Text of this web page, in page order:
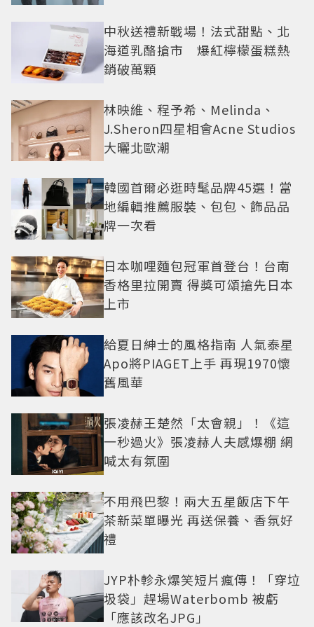
中秋送禮新戰場！法式甜點、北
海道乳酪搶市 爆紅檸檬蛋糕熱
銷破萬顆
林映維、程予希、Melinda、
J.Sheron四星相會Acne Studios
大曬北歐潮
韓國首爾必逛時髦品牌45選！當
地編輯推薦服裝、包包、飾品品
牌一次看
日本咖哩麵包冠軍首登台！台南
香格里拉開賣 得獎可頌搶先日本
上市
給夏日紳士的風格指南 人氣泰星
Apo將PIAGET上手 再現1970懷
舊風華
張凌赫王楚然「太會親」！《這
一秒過火》張凌赫人夫感爆棚 網
喊太有氛圍
不用飛巴黎！兩大五星飯店下午
茶新菜單曝光 再送保養、香氛好
禮
JYP朴軫永爆笑短片瘋傳！「穿垃
圾袋」趕場Waterbomb 被虧
「應該改名JPG」